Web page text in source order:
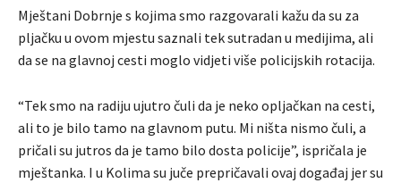
Mještani Dobrnje s kojima smo razgovarali kažu da su za
pljačku u ovom mjestu saznali tek sutradan u medijima, ali
da se na glavnoj cesti moglo vidjeti više policijskih rotacija.
“Tek smo na radiju ujutro čuli da je neko opljačkan na cesti,
ali to je bilo tamo na glavnom putu. Mi ništa nismo čuli, a
pričali su jutros da je tamo bilo dosta policije”, ispričala je
mještanka. I u Kolima su juče prepričavali ovaj događaj jer su